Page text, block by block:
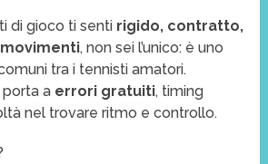
di gioco ti senti rigido, contratto,
, non sei l’unico: è uno
tra i tennisti amatori.
porta a errori gratuiti, timing
nel trovare ritmo e controllo.